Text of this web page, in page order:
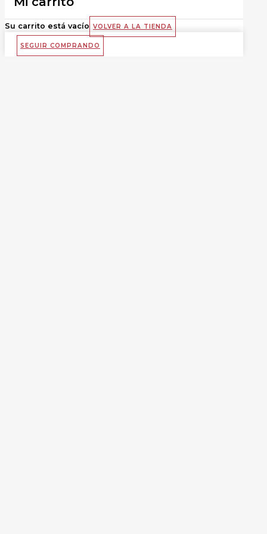
Su carrito está vacío VOLVER A LA TIENDA
SEGUIR COMPRANDO